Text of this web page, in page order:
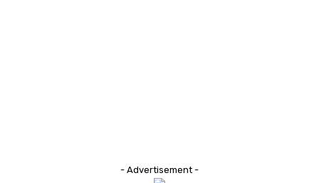
- Advertisement -